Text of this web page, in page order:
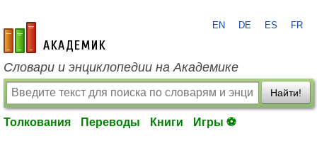
academic.ru
EN DE ES FR
Словари и энциклопедии на Академике
Найти!
Толкования Переводы Книги Игры ⚽